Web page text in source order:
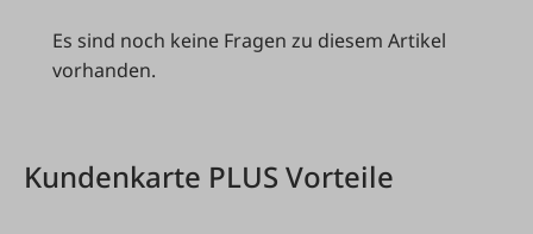
Bitte beachten Sie: Die Farbe ist nicht frei wählbar
und wird nach Verfügbarkeit geliefert.
Es sind noch keine Fragen zu diesem Artikel
vorhanden.
Kundenkarte PLUS Vorteile